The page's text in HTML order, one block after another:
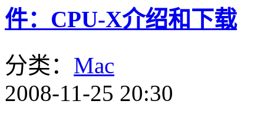
件：CPU-X介绍和下载
分类： Mac
2008-11-25 20:30